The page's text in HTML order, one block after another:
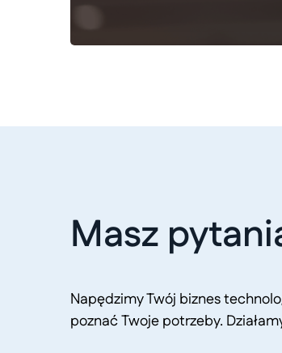
Masz
Napędzimy Twój biznes
poznać Twoje potrzeby.